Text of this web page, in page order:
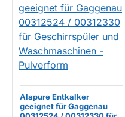
Alapure Entkalker
geeignet für Gaggenau